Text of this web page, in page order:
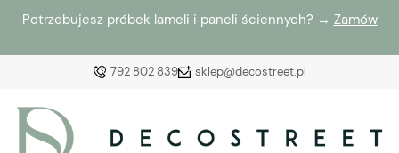
Potrzebujesz próbek lameli i paneli ściennych? → Zamów
792 802 839 sklep@decostreet.pl